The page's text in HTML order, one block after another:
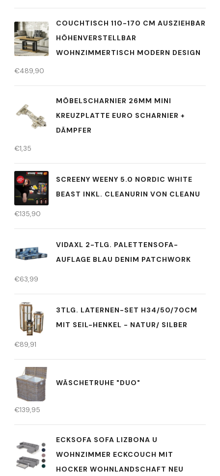
COUCHTISCH 110-170 CM AUSZIEHBAR
HÖHENVERSTELLBAR
WOHNZIMMERTISCH MODERN DESIGN
€489,90
MÖBELSCHARNIER 26MM MINI
KREUZPLATTE EURO SCHARNIER +
DÄMPFER
€1,35
SCREENY WEENY 5.0 NORDIC WHITE
BEAST INKL. CLEANURIN VON CLEANU
€135,90
VIDAXL 2-TLG. PALETTENSOFA-
AUFLAGE BLAU DENIM PATCHWORK
€63,99
3TLG. LATERNEN-SET H34/50/70CM
MIT SEIL-HENKEL - NATUR/ SILBER
€89,91
WÄSCHETRUHE "DUO"
€139,95
ECKSOFA SOFA LIZBONA U
WOHNZIMMER ECKCOUCH MIT
HOCKER WOHNLANDSCHAFT NEU